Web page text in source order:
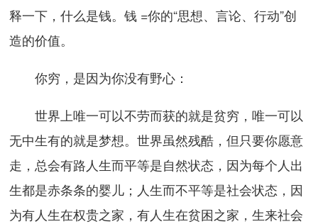
释一下，什么是钱。钱 =你的“思想、言论、行动”创
造的价值。
你穷，是因为你没有野心：
世界上唯一可以不劳而获的就是贫穷，唯一可以
无中生有的就是梦想。世界虽然残酷，但只要你愿意
走，总会有路人生而平等是自然状态，因为每个人出
生都是赤条条的婴儿；人生而不平等是社会状态，因
为有人生在权贵之家，有人生在贫困之家，生来社会